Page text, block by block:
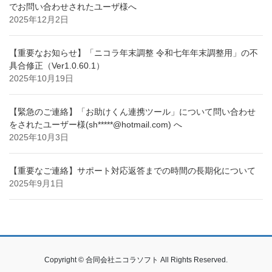
でお問い合わせされたユーザ様へ
2025年12月2日
【重要なお知らせ】「ニコラ年末調整 令和七年年末調整用」の不
具合修正（Ver1.0.60.1）
2025年10月19日
【緊急のご連絡】「お助けくん連携ツール」について問い合わせ
をされたユーザー様(sh*****@hotmail.com) へ
2025年10月3日
【重要なご連絡】サポート対応返答までの時間の長期化について
2025年9月1日
Copyright © 合同会社ニコラソフト All Rights Reserved.